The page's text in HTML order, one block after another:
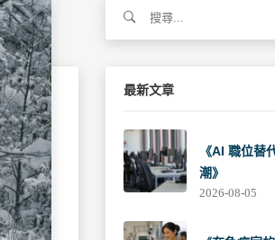
關
最新文章
《AI 職位替
潮》
2026-08-05